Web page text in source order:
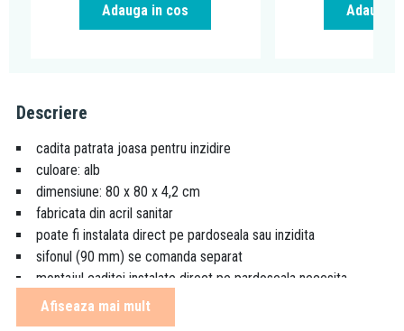
Adauga in cos Adauga
Descriere
cadita patrata joasa pentru inzidire
culoare: alb
dimensiune: 80 x 80 x 4,2 cm
fabricata din acril sanitar
poate fi instalata direct pe pardoseala sau inzidita
sifonul (90 mm) se comanda separat
montajul caditei instalate direct pe pardoseala necesita
realizarea unei adancituri sub cadita
Afiseaza mai mult